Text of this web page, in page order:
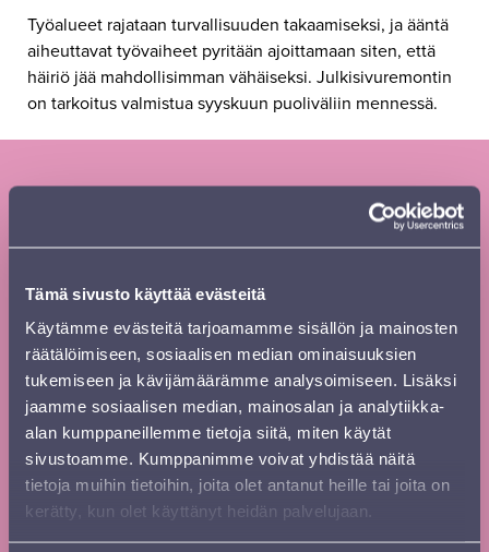
Tämä sivusto käyttää evästeitä
Käytämme evästeitä tarjoamamme sisällön ja mainosten
räätälöimiseen, sosiaalisen median ominaisuuksien
tukemiseen ja kävijämäärämme analysoimiseen. Lisäksi
jaamme sosiaalisen median, mainosalan ja analytiikka-
alan kumppaneillemme tietoja siitä, miten käytät
sivustoamme. Kumppanimme voivat yhdistää näitä
tietoja muihin tietoihin, joita olet antanut heille tai joita on
kerätty, kun olet käyttänyt heidän palvelujaan.
Työalueet rajataan turvallisuuden takaamiseksi, ja ääntä
aiheuttavat työvaiheet pyritään ajoittamaan siten, että
häiriö jää mahdollisimman vähäiseksi. Julkisivuremontin
on tarkoitus valmistua syyskuun puoliväliin mennessä.
kausiesite
Tilaa
footer FI
Etunimi*
Sukunimi*
Kadunnimi, postinumero ja paikkakunta